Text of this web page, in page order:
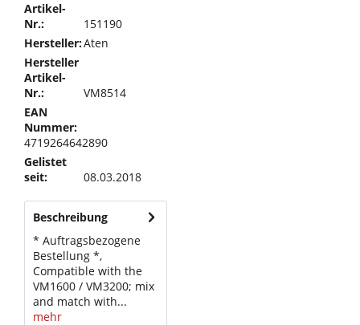
Artikel-
Nr.:
151190
Hersteller:Aten
Hersteller
Artikel-
Nr.:
VM8514
EAN
Nummer:
4719264642890
Gelistet
seit:
08.03.2018
Beschreibung
* Auftragsbezogene
Bestellung *,
Compatible with the
VM1600 / VM3200; mix
and match with...
mehr